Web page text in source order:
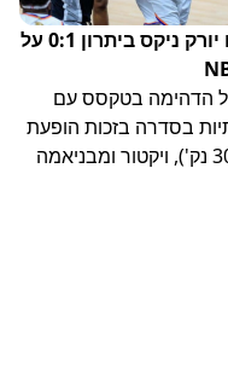
בתום משחק אדיר: ניו יורק ניקס ביתרון 0:1 על
הדהימה בטקסס עם
בסדרה בזכות הופעת
ענק של ג'יילן ברונסון (30 נק'), ויקטור ומבניאמה